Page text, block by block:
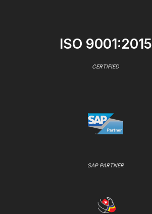
ISO 9001:2015
CERTIFIED
SAP PARTNER